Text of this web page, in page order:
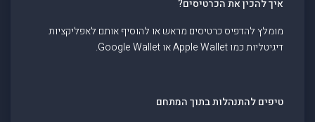
איך להכין את הכרטיסים?
מומלץ להדפיס כרטיסים מראש או להוסיף אותם לאפליקציות
דיגיטליות כמו Apple Wallet או Google Wallet.
טיפים להתנהלות בתוך המתחם